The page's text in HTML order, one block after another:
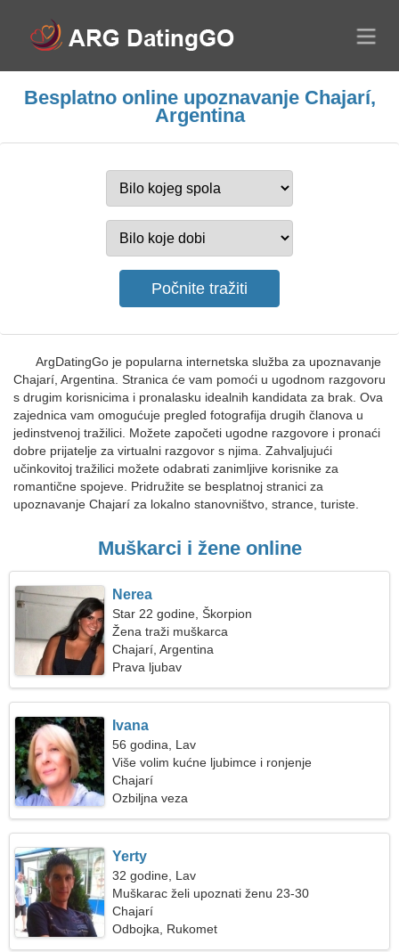
Besplatno online upoznavanje Chajarí,
Argentina
ArgDatingGo je popularna internetska služba za upoznavanje
Chajarí, Argentina. Stranica će vam pomoći u ugodnom razgovoru
s drugim korisnicima i pronalasku idealnih kandidata za brak. Ova
zajednica vam omogućuje pregled fotografija drugih članova u
jedinstvenoj tražilici. Možete započeti ugodne razgovore i pronaći
dobre prijatelje za virtualni razgovor s njima. Zahvaljujući
učinkovitoj tražilici možete odabrati zanimljive korisnike za
romantične spojeve. Pridružite se besplatnoj stranici za
upoznavanje Chajarí za lokalno stanovništvo, strance, turiste.
Muškarci i žene online
Nerea
Star 22 godine, Škorpion
Žena traži muškarca
Chajarí, Argentina
Prava ljubav
Ivana
56 godina, Lav
Više volim kućne ljubimce i ronjenje
Chajarí
Ozbiljna veza
Yerty
32 godine, Lav
Muškarac želi upoznati ženu 23-30
Chajarí
Odbojka, Rukomet